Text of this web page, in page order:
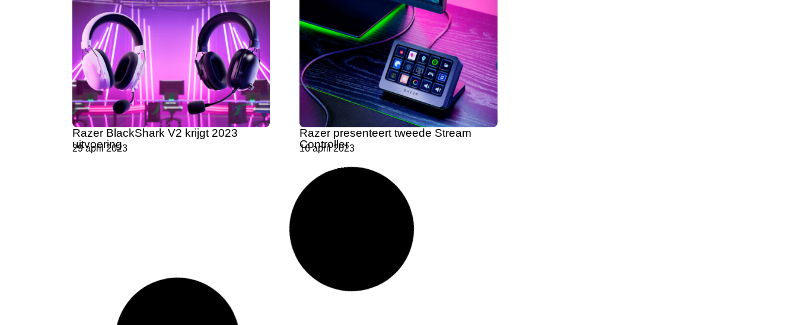
Razer BlackShark V2 krijgt 2023
uitvoering
29 april 2023
Razer presenteert tweede Stream
Controller
16 april 2023